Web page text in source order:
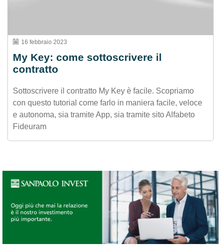
16 febbraio 2023
My Key: come sottoscrivere il
contratto
Sottoscrivere il contratto My Key è facile. Scopriamo
con questo tutorial come farlo in maniera facile, veloce
e autonoma, sia tramite App, sia tramite sito Alfabeto
Fideuram